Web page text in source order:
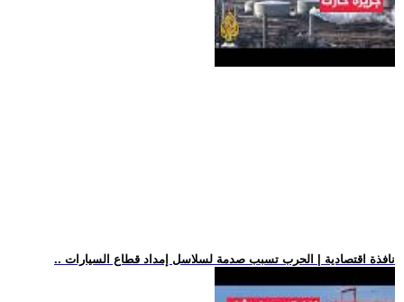
.. نافذة اقتصادية | الحرب تسبب صدمة لسلاسل إمداد قطاع السيارات